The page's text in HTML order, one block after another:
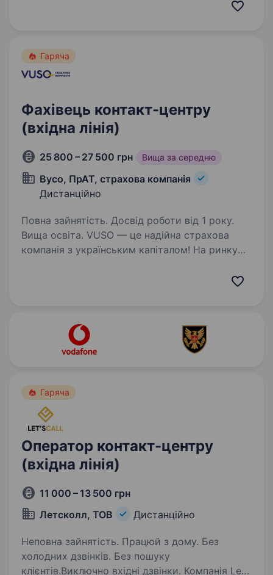
доступною…
Гаряча
Фахівець контакт-центру
(вхідна лінія)
25 800 – 27 500 грн Вища за середню
Вусо, ПрАТ, страхова компанія
Дистанційно
Повна зайнятість. Досвід роботи від 1 року.
Вища освіта. VUSO — це надійна страхова
компанія з українським капіталом! На ринку
Гаряча
Оператор контакт-центру
(вхідна лінія)
11 000 – 13 500 грн
Летсколл, ТОВ
Дистанційно
Неповна зайнятість. Працюй з дому. Без
холодних дзвінків. Без пошуку
клієнтів.Виключно вхідні дзвінки. Компанія Let’s